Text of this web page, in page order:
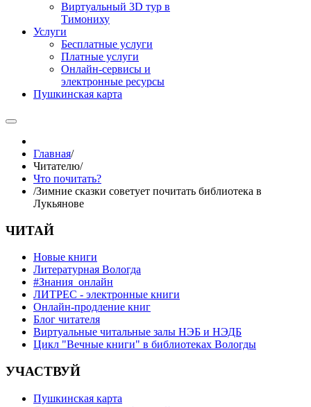
Виртуальный 3D тур в
Тимониху
Услуги
Бесплатные услуги
Платные услуги
Онлайн-сервисы и
электронные ресурсы
Пушкинская карта
Главная/
Читателю/
Что почитать?
/Зимние сказки советует почитать библиотека в
Лукьянове
ЧИТАЙ
Новые книги
Литературная Вологда
#Знания_онлайн
ЛИТРЕС - электронные книги
Онлайн-продление книг
Блог читателя
Виртуальные читальные залы НЭБ и НЭДБ
Цикл "Вечные книги" в библиотеках Вологды
УЧАСТВУЙ
Пушкинская карта